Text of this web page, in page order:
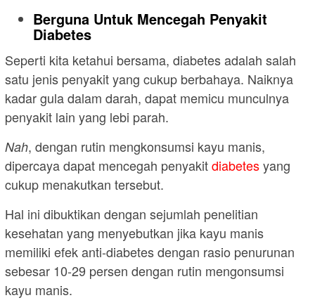
Berguna Untuk Mencegah Penyakit
Diabetes
Seperti kita ketahui bersama, diabetes adalah salah
satu jenis penyakit yang cukup berbahaya. Naiknya
kadar gula dalam darah, dapat memicu munculnya
penyakit lain yang lebi parah.
Nah, dengan rutin mengkonsumsi kayu manis,
dipercaya dapat mencegah penyakitdiabetesyang
cukup menakutkan tersebut.
Hal ini dibuktikan dengan sejumlah penelitian
kesehatan yang menyebutkan jika kayu manis
memiliki efek anti-diabetes dengan rasio penurunan
sebesar 10-29 persen dengan rutin mengonsumsi
kayu manis.